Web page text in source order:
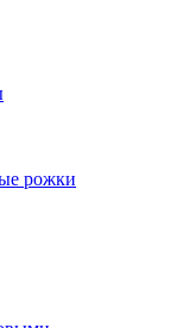
рожки